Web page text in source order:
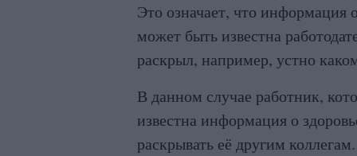
Это означает, что информация
может быть известна
раскрыл, например, устно
В данном случае работник,
известна информация о
раскрывать её другим